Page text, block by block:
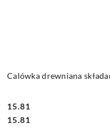
Calówka drewniana
Cena:
15.81
Cena:
15.81